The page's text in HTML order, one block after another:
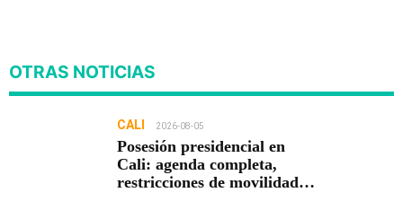
OTRAS NOTICIAS
CALI 2026-08-05
Posesión presidencial en
Cali: agenda completa,
restricciones de movilidad y